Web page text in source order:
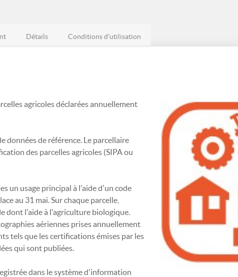
Détails Conditions d'utilisation
agricoles déclarées annuellement
données de référence. Le parcellaire
des parcelles agricoles (SIPA ou
un usage principal à l'aide d'un code
au 31 mai. Sur chaque parcelle,
dont l'aide à l'agriculture biologique.
aériennes prises annuellement
tels que les certifications émises par les
qui sont publiées.
dans le système d'information